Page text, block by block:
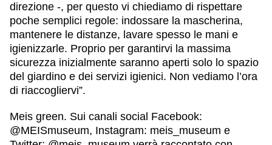
direzione -, per questo vi chiediamo di rispettare
poche semplici regole: indossare la mascherina,
mantenere le distanze, lavare spesso le mani e
igienizzarle. Proprio per garantirvi la massima
sicurezza inizialmente saranno aperti solo lo spazio
del giardino e dei servizi igienici. Non vediamo l’ora
di riaccogliervi”.
Meis green. Sui canali social Facebook:
@MEISmuseum, Instagram: meis_museum e